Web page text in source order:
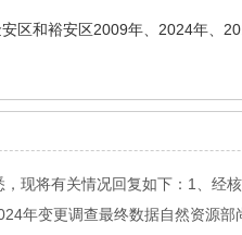
区和裕安区2009年、2024年、
现将有关情况回复如下：1、
年变更调查最终数据自然资源